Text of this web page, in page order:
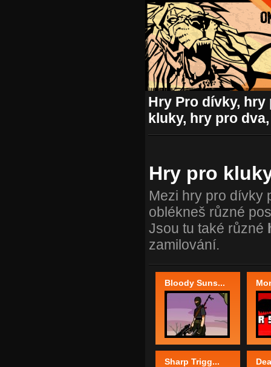
Hry Pro dívky,
kluky, hry pro
Hry pro
Mezi hry pro dívky
oblékneš různé
Jsou tu také různé
zamilování.
Bloody Suns...
Sharp Trigg...